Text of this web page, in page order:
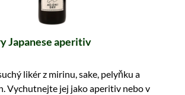
Japanese aperitiv
likér z mirinu, sake, pelyňku a
Vychutnejte jej jako aperitiv nebo v